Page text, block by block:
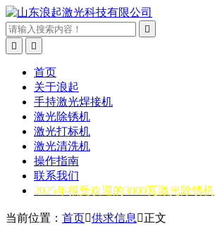



首页
关于浪起
手持激光焊接机
激光除锈机
激光打标机
激光清洗机
操作指南
联系我们
2025年很受欢迎的3000瓦激光除锈机
当前位置： 首页供求信息 正文